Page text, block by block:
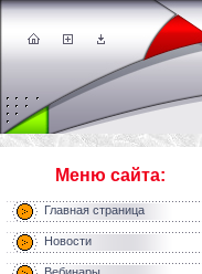
Меню сайта:
Главная страница
Новости